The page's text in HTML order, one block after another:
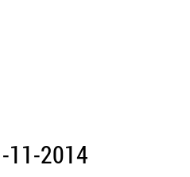
11-2014